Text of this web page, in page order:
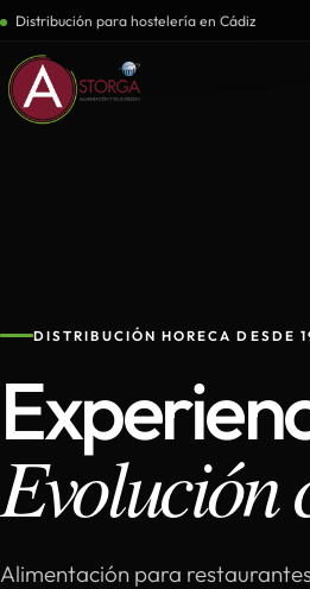
Distribución para hostelería en Cádiz
DISTRIBUCIÓN HORECA DESDE
Evolución
Alimentación para